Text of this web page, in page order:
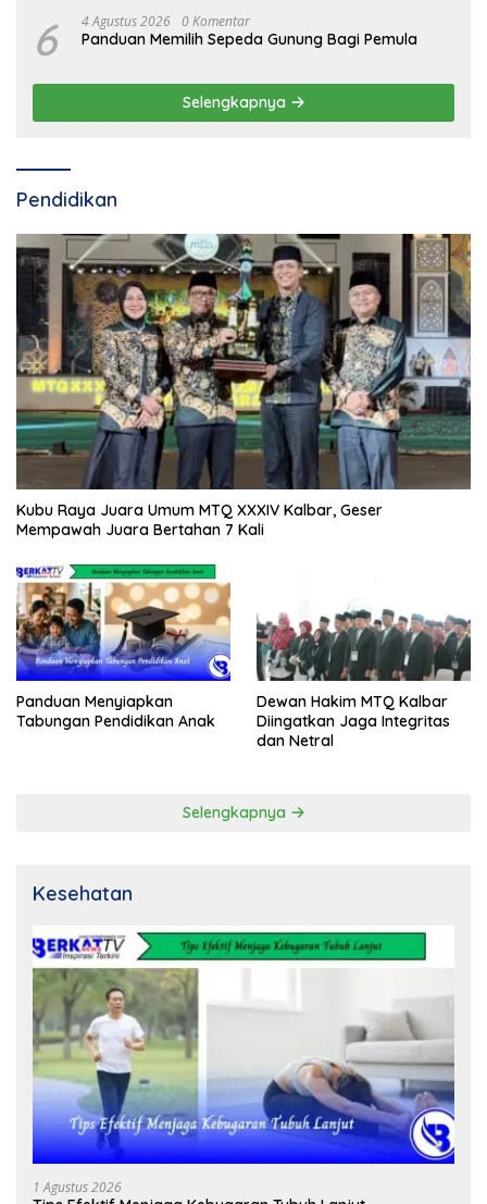
6 4 Agustus 2026 0 Komentar
Panduan Memilih Sepeda Gunung Bagi Pemula
Selengkapnya
Pendidikan
Kubu Raya Juara Umum MTQ XXXIV Kalbar, Geser
Mempawah Juara Bertahan 7 Kali
Panduan Menyiapkan
Tabungan Pendidikan Anak
Dewan Hakim MTQ Kalbar
Diingatkan Jaga Integritas
dan Netral
Selengkapnya
Kesehatan
1 Agustus 2026